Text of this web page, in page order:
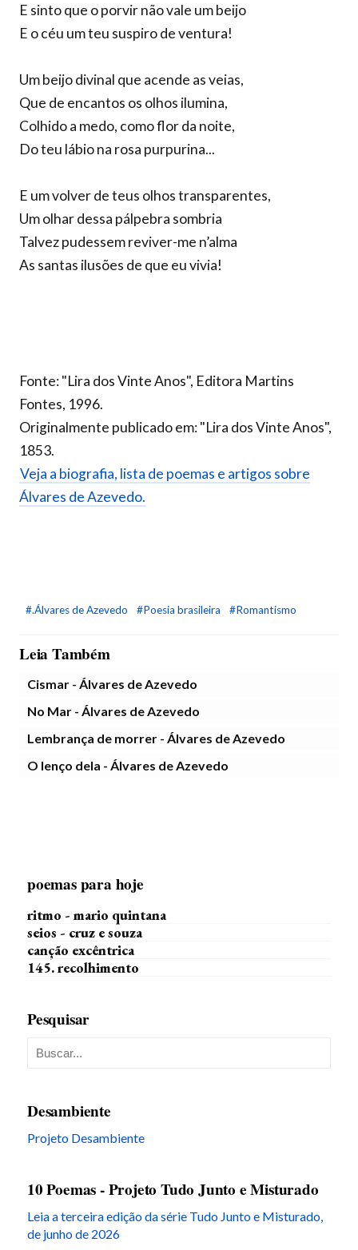
E sinto que o porvir não vale um beijo
E o céu um teu suspiro de ventura!
Um beijo divinal que acende as veias,
Que de encantos os olhos ilumina,
Colhido a medo, como flor da noite,
Do teu lábio na rosa purpurina...
E um volver de teus olhos transparentes,
Um olhar dessa pálpebra sombria
Talvez pudessem reviver-me n’alma
As santas ilusões de que eu vivia!
Fonte: "Lira dos Vinte Anos", Editora Martins
Fontes, 1996.
Originalmente publicado em: "Lira dos Vinte Anos",
1853.
Veja a biografia, lista de poemas e artigos sobre
Álvares de Azevedo.
#.Álvares de Azevedo #Poesia brasileira #Romantismo
Leia Também
Cismar - Álvares de Azevedo
No Mar - Álvares de Azevedo
Lembrança de morrer - Álvares de Azevedo
O lenço dela - Álvares de Azevedo
poemas para hoje
ritmo - mario quintana
seios - cruz e souza
canção excêntrica
145. recolhimento
Pesquisar
Desambiente
Projeto Desambiente
10 Poemas - Projeto Tudo Junto e Misturado
Leia a terceira edição da série Tudo Junto e Misturado,
de junho de 2026